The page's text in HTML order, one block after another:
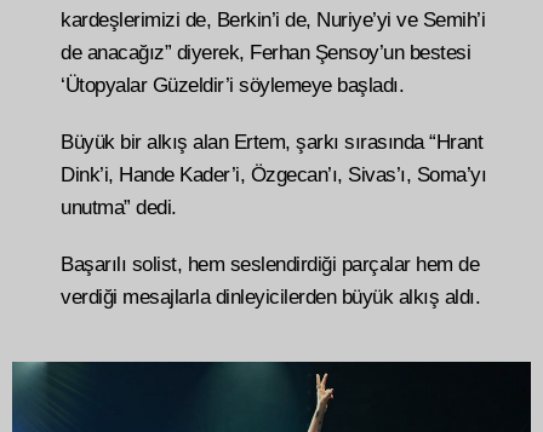
kardeşlerimizi de, Berkin’i de, Nuriye’yi ve Semih’i
de anacağız” diyerek, Ferhan Şensoy’un bestesi
‘Ütopyalar Güzeldir’i söylemeye başladı.
Büyük bir alkış alan Ertem, şarkı sırasında “Hrant
Dink’i, Hande Kader’i, Özgecan’ı, Sivas’ı, Soma’yı
unutma” dedi.
Başarılı solist, hem seslendirdiği parçalar hem de
verdiği mesajlarla dinleyicilerden büyük alkış aldı.